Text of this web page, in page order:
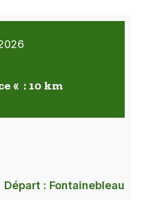
« : 10 km
Départ : Fontainebleau